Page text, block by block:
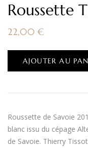
Roussette
22,00 €
AJOUTER AU
Roussette de Savoie
blanc issu du cépage
de Savoie. Thierry